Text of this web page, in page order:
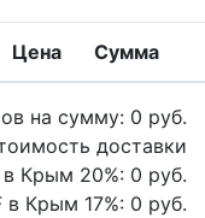
Цена Сумма
на сумму: 0 руб.
доставки
в Крым 20%: 0 руб.
в Крым 17%: 0 руб.